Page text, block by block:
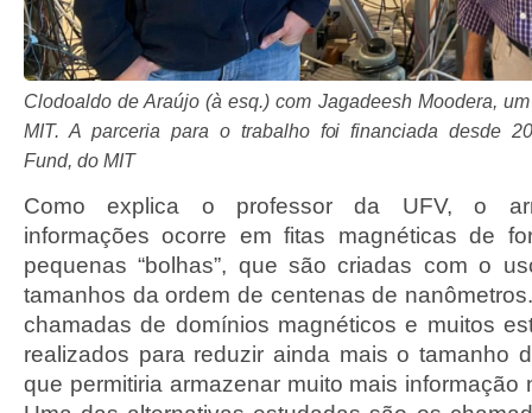
Clodoaldo de Araújo (à esq.) com Jagadeesh Moodera,
MIT. A parceria para o trabalho foi financiada desde
Fund, do MIT
Como explica o professor da UFV, o
informações ocorre em fitas magnéticas de
pequenas “bolhas”, que são criadas com o
tamanhos da ordem de centenas de
chamadas de domínios magnéticos e muitos
realizados para reduzir ainda mais o tamanho
que permitiria armazenar muito mais informação